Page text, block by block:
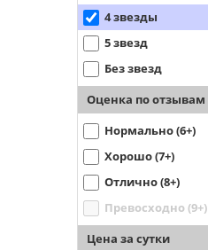
4 звезды
5 звезд
Без звезд
Оценка по отзывам
Нормально (6+)
Хорошо (7+)
Отлично (8+)
Превосходно (9+)
Цена за сутки